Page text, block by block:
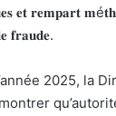
𝐞𝐭 𝐫𝐞𝐦𝐩𝐚𝐫𝐭
𝐟𝐫𝐚𝐮𝐝𝐞.
2025, la